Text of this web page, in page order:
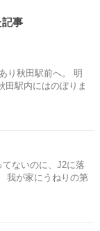
事
り秋田駅前へ。 明
田駅内にはのぼりま
ないのに、J2に落
我が家にうねりの第